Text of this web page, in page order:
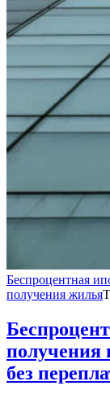
Беспроцентная
получения жилья
получения
без